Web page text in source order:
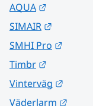
AQUA
SIMAIR
SMHI Pro
Timbr
Vinterväg
Väderlarm